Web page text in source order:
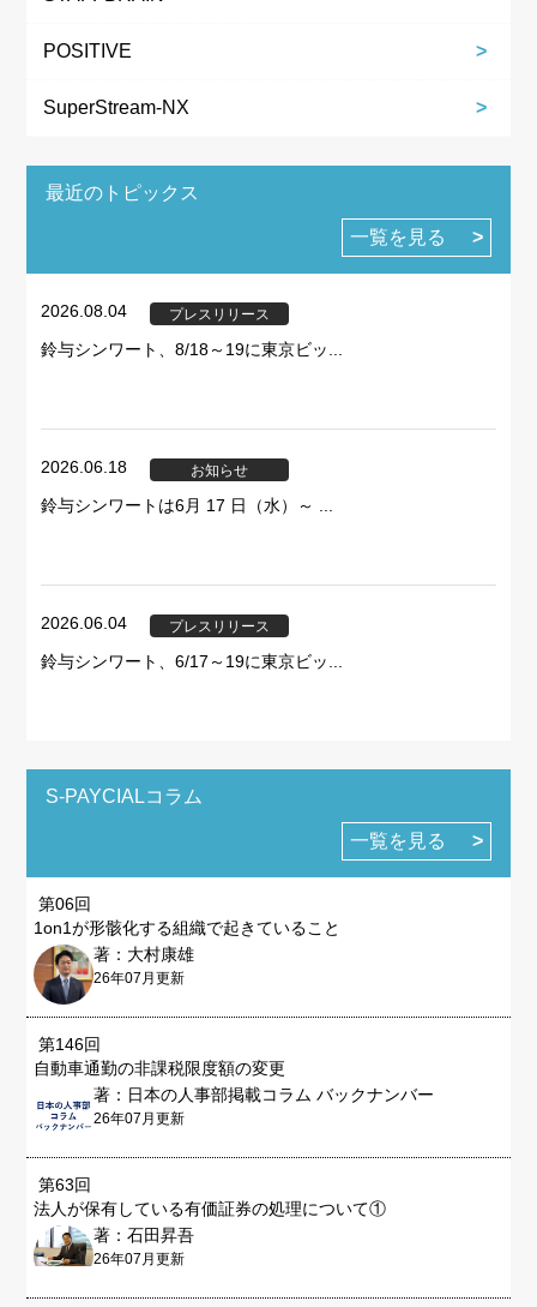
POSITIVE
SuperStream-NX
最近のトピックス
一覧を見る
2026.08.04 プレスリリース
鈴与シンワート、8/18～19に東京ビッ...
2026.06.18 お知らせ
鈴与シンワートは6月 17 日（水）～ ...
2026.06.04 プレスリリース
鈴与シンワート、6/17～19に東京ビッ...
S-PAYCIALコラム
一覧を見る
第06回
1on1が形骸化する組織で起きていること
著：大村康雄
26年07月更新
第146回
自動車通勤の非課税限度額の変更
著：日本の人事部掲載コラム バックナンバー
26年07月更新
第63回
法人が保有している有価証券の処理について①
著：石田昇吾
26年07月更新